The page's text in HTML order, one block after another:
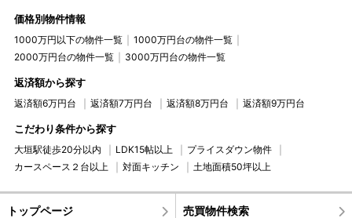
価格別物件情報
1000万円以下の物件一覧
1000万円台の物件一覧
2000万円台の物件一覧
3000万円台の物件一覧
返済額から探す
返済額6万円台 返済額7万円台 返済額8万円台 返済額9万円台
こだわり条件から探す
大垣駅徒歩20分以内 LDK15帖以上
プライスダウン物件
カースペース２台以上
対面キッチン 土地面積50坪以上
トップページ 売買物件検索